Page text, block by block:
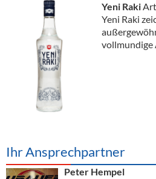
Yeni Raki
Yeni Raki
vollmundige
Ihr Ansprechpartner
Peter Hempel